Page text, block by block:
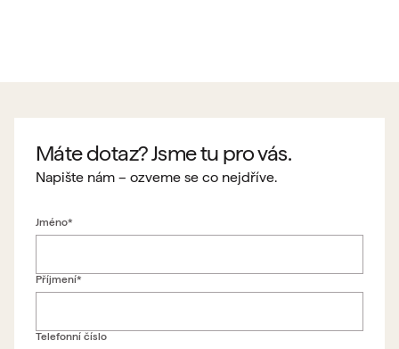
Máte dotaz? Jsme tu pro vás.
Napište nám – ozveme se co nejdříve.
Jméno*
Příjmení*
Telefonní číslo